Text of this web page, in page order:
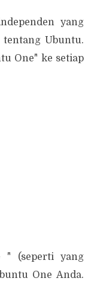
yang
Ubuntu.
One" ke setiap
" (seperti yang
One Anda.